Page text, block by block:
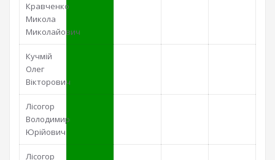
Кравченко
Микола
Миколайович
Кучмій
Олег
Вікторович
Лісогор
Володимир
Юрійович
Лісогор